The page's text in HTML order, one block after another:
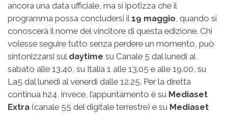
ancora una data ufficiale, ma si ipotizza che il
programma possa concludersi il19 maggio, quando si
conoscerà il nome del vincitore di questa edizione. Chi
volesse seguire tutto senza perdere un momento, può
sintonizzarsi sul daytime su Canale 5 dal lunedì al
sabato alle 13.40, su Italia 1 alle 13.05 e alle 19.00, su
La5 dal lunedì al venerdì dalle 12.25. Per la diretta
continua h24, invece, l’appuntamento è su Mediaset
Extra (canale 55 del digitale terrestre) e su Mediaset